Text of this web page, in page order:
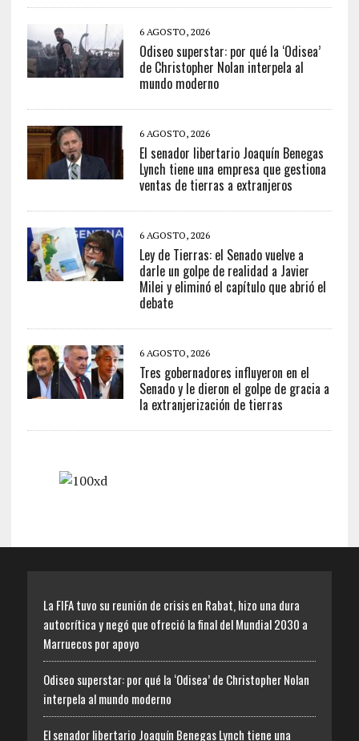
6 AGOSTO, 2026
Odiseo superstar: por qué la ‘Odisea’
de Christopher Nolan interpela al
mundo moderno
6 AGOSTO, 2026
El senador libertario Joaquín Benegas
Lynch tiene una empresa que gestiona
ventas de tierras a extranjeros
6 AGOSTO, 2026
Ley de Tierras: el Senado vuelve a
darle un golpe de realidad a Javier
Milei y eliminó el capítulo que abrió el
debate
6 AGOSTO, 2026
Tres gobernadores influyeron en el
Senado y le dieron el golpe de gracia a
la extranjerización de tierras
La FIFA tuvo su reunión de crisis en Rabat, hizo una dura
autocrítica y negó que ofreció la final del Mundial 2030 a
Marruecos por apoyo
Odiseo superstar: por qué la ‘Odisea’ de Christopher Nolan
interpela al mundo moderno
El senador libertario Joaquín Benegas Lynch tiene una